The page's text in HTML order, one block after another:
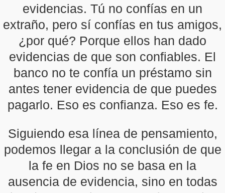
evidencias. Tú no confías en un
extraño, pero sí confías en tus amigos,
¿por qué? Porque ellos han dado
evidencias de que son confiables. El
banco no te confía un préstamo sin
antes tener evidencia de que puedes
pagarlo. Eso es confianza. Eso es fe.
Siguiendo esa línea de pensamiento,
podemos llegar a la conclusión de que
la fe en Dios no se basa en la
ausencia de evidencia, sino en todas